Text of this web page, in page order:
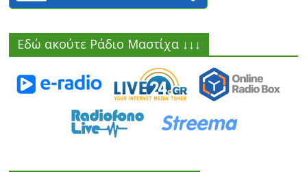
Εδώ ακούτε Ράδιο Μαστίχα ↓↓↓